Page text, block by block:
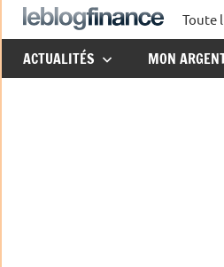
Aller
au
contenu
Le
Toute
ACTUALITÉS MON